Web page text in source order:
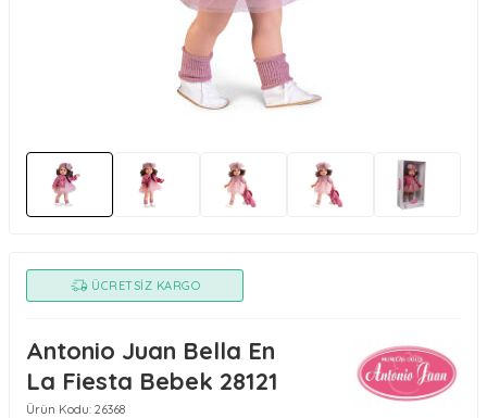
ÜCRETSIZ KARGO
Antonio Juan Bella En
La Fiesta Bebek 28121
Ürün Kodu: 26368